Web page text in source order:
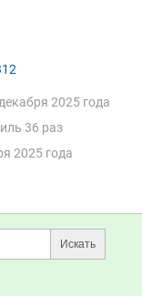
2025 года
36 раз
2025 года
по сайту и
Искать